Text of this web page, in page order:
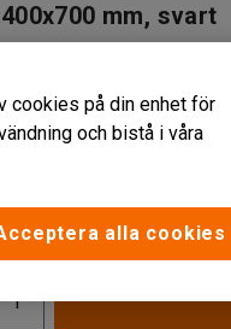
mm, svart
För utomhusbruk
Underhållsfritt
719 kr
moms
cookies på din enhet för
och bistå i våra
alla cookies